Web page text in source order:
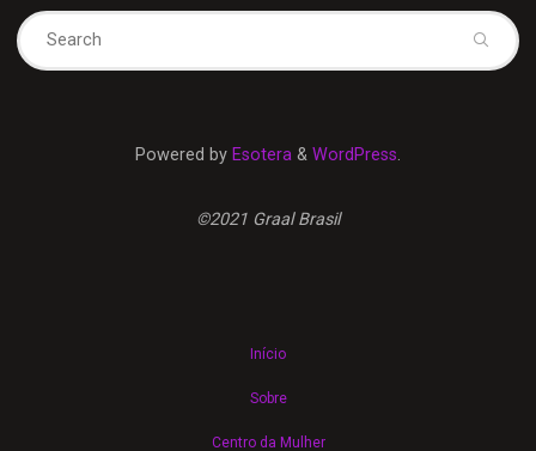
Powered by Esotera & WordPress.
©2021 Graal Brasil
Início
Sobre
Centro da Mulher